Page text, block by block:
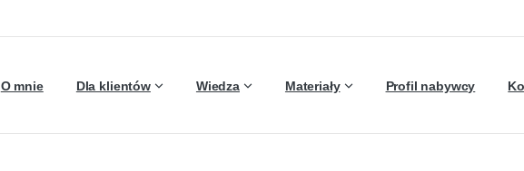
O mnie Dla klientów Wiedza Materiały Profil nabywcy